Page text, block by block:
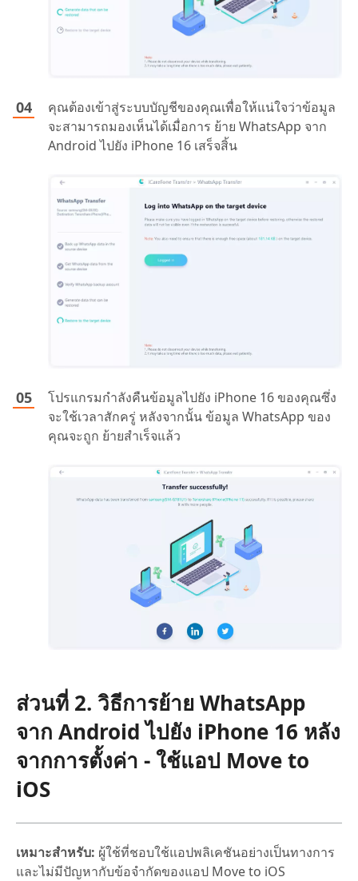
คุณต้องเข้าสู่ระบบบัญชีของคุณเพื่อให้แน่ใจว่าข้อมูล
จะสามารถมองเห็นได้เมื่อการ ย้าย WhatsApp จาก
Android ไปยัง iPhone 16 เสร็จสิ้น
โปรแกรมกำลังคืนข้อมูลไปยัง iPhone 16 ของคุณซึ่ง
จะใช้เวลาสักครู่ หลังจากนั้น ข้อมูล WhatsApp ของ
คุณจะถูก ย้ายสำเร็จแล้ว
ส่วนที่ 2. วิธีการย้าย WhatsApp
จาก Android ไปยัง iPhone 16 หลัง
จากการตั้งค่า - ใช้แอป Move to
iOS
เหมาะสำหรับ: ผู้ใช้ที่ชอบใช้แอปพลิเคชันอย่างเป็นทางการ
และไม่มีปัญหากับข้อจำกัดของแอป Move to iOS